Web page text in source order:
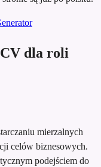
dla roli
mierzalnych
celów biznesowych.
podejściem do